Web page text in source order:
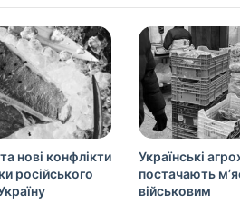
нові конфлікти
російського
Українські
постачають
військовим